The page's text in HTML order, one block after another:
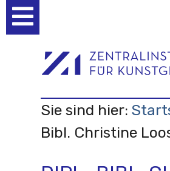
Werkzeuge
Sie sind hier:
Bibl. Christine